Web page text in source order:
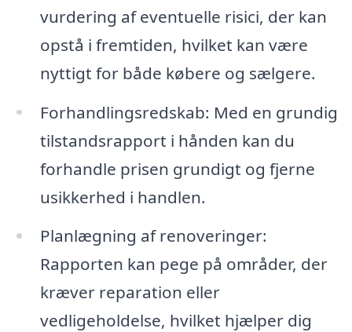
vurdering af eventuelle risici, der kan
opstå i fremtiden, hvilket kan være
nyttigt for både købere og sælgere.
Forhandlingsredskab: Med en grundig
tilstandsrapport i hånden kan du
forhandle prisen grundigt og fjerne
usikkerhed i handlen.
Planlægning af renoveringer:
Rapporten kan pege på områder, der
kræver reparation eller
vedligeholdelse, hvilket hjælper dig